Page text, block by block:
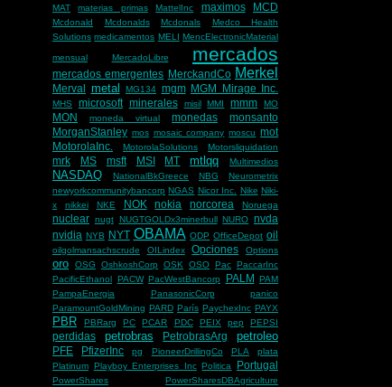
MAT
materias primas MattelInc maximos MCD
Mcdonald Mcdonalds Mcdonals
Medco Health
Solutions medicamentos MELI MencElectronicMaterial
mensual MercadoLibre mercados
mercados emergentes MerckandCo Merkel
Merval metal MG134 mgm MGM Mirage Inc.
MHS microsoft minerales misil MMI mmm MO
MON moneda virtual monedas
monsanto
MorganStanley mos mosaic company moscu mot
MotorolaInc.
MotorolaSolutions Motorsliquidation
mrk MS msft MSI MT mtlqq Multimedios
NASDAQ NationalBkGreece NBG
Neurometrix
newyorkcommunitybancorp NGAS Nicor Inc. Nike Niki-
x
nikkei NKE NOK nokia norcorea Noruega
nuclear nugt NUGTGOLDx3minerbull NURO nvda
nvidia NYB NYT OBAMA ODP OfficeDepot oil
oilgolmansachscrude OILindex Opciones Options
oro OSG OshkoshCorp OSK OSO Pac
PaccarInc
PacificEthanol
PACW PacWestBancorp PALM
PAM
PampaEnergia
PanasonicCorp
panico
ParamountGoldMining PARD París PaychexInc PAYX
PBR PBRarg PC PCAR PDC PEIX pep PEPSI
perdidas petrobras PetrobrasArg petroleo
PFE PfizerInc pg PioneerDrillingCo PLA
plata
Platinum
Playboy Enterprises Inc Politica Portugal
PowerShares
PowerSharesDBAgriculture